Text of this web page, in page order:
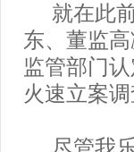
就在此
东、董监
监管部门
火速立案调
尽管我